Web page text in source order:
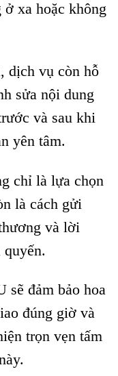
ở xa hoặc không
dịch vụ còn hỗ
sửa nội dung
và sau khi
yên tâm.
chỉ là lựa chọn
là cách gửi
và lời
quyến.
đảm bảo hoa
đúng giờ và
trọn vẹn tấm